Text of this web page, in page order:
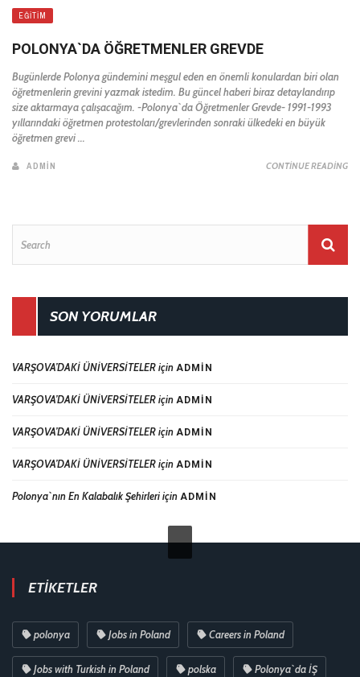
EĞITIM
POLONYA`DA ÖĞRETMENLER GREVDE
Bugünlerde Polonya gündemini meşgul eden en önemli konulardan biri olan
öğretmenlerin grevini yazmak istedim. Bu güncel haberi biraz detaylandırıp
size aktarmaya çalışacağım. -Polonya`da Öğretmenler Grevde- 1991-1993
yıllarındaki öğretmen protestoları/grevlerinden sonraki ülkedeki en büyük
öğretmen grevi ...
ADMIN CONTINUE READING
SON YORUMLAR
VARŞOVA’DAKİ ÜNİVERSİTELERiçin ADMIN
VARŞOVA’DAKİ ÜNİVERSİTELERiçin ADMIN
VARŞOVA’DAKİ ÜNİVERSİTELERiçin ADMIN
VARŞOVA’DAKİ ÜNİVERSİTELERiçin ADMIN
Polonya`nın En Kalabalık Şehirleriiçin ADMIN
ETIKETLER
polonya Jobs in Poland Careers in Poland
Jobs with Turkish in Poland polska Polonya`da İŞ